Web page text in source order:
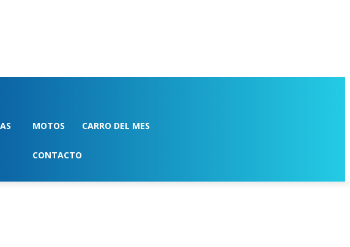
MOTOS CARRO DEL MES
CONTACTO